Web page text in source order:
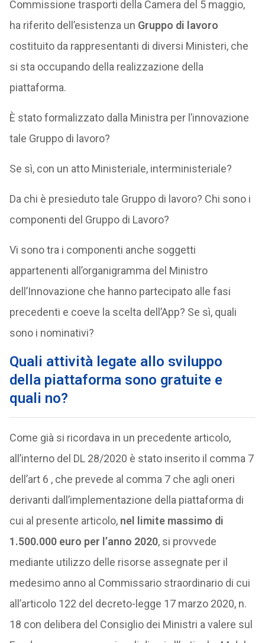
Commissione trasporti della Camera del 5 maggio,
ha riferito dell’esistenza un Gruppo di lavoro
costituito da rappresentanti di diversi Ministeri, che
si sta occupando della realizzazione della
piattaforma.
È stato formalizzato dalla Ministra per l’innovazione
tale Gruppo di lavoro?
Se sì, con un atto Ministeriale, interministeriale?
Da chi è presieduto tale Gruppo di lavoro? Chi sono i
componenti del Gruppo di Lavoro?
Vi sono tra i componenti anche soggetti
appartenenti all’organigramma del Ministro
dell’Innovazione che hanno partecipato alle fasi
precedenti e coeve la scelta dell’App? Se sì, quali
sono i nominativi?
Quali attività legate allo sviluppo
della piattaforma sono gratuite e
quali no?
Come già si ricordava in un precedente articolo,
all’interno del DL 28/2020 è stato inserito il comma 7
dell’art 6 , che prevede al comma 7 che agli oneri
derivanti dall’implementazione della piattaforma di
cui al presente articolo, nel limite massimo di
1.500.000 euro per l’anno 2020, si provvede
mediante utilizzo delle risorse assegnate per il
medesimo anno al Commissario straordinario di cui
all’articolo 122 del decreto-legge 17 marzo 2020, n.
18 con delibera del Consiglio dei Ministri a valere sul